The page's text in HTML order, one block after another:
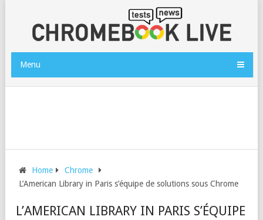
Menu
Home
Chrome
L’American Library in Paris s’équipe de solutions sous Chrome
L’AMERICAN LIBRARY IN PARIS S’ÉQUIPE